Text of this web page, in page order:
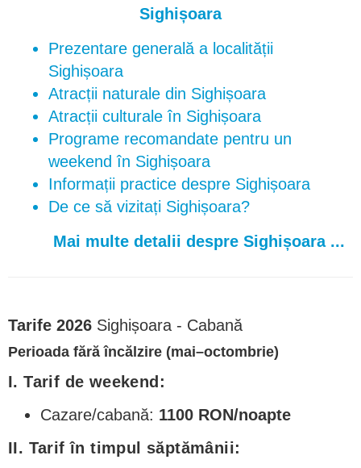
Sighișoara
Prezentare generală a localității
Sighișoara
Atracții naturale din Sighișoara
Atracții culturale în Sighișoara
Programe recomandate pentru un
weekend în Sighișoara
Informații practice despre Sighișoara
De ce să vizitați Sighișoara?
Mai multe detalii despre Sighișoara ...
Tarife 2026 Sighișoara - Cabană
Perioada fără încălzire (mai–octombrie)
I. Tarif de weekend:
Cazare/cabană: 1100 RON/noapte
II. Tarif în timpul săptămânii: